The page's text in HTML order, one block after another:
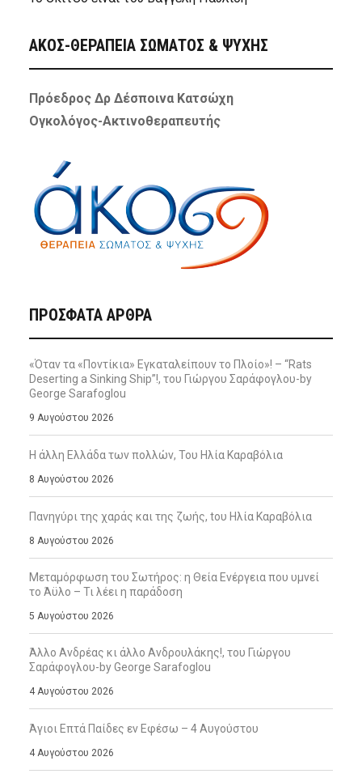
ΑΚΟΣ-ΘΕΡΑΠΕΙΑ ΣΩΜΑΤΟΣ & ΨΥΧΗΣ
Πρόεδρος Δρ Δέσποινα Κατσώχη
Ογκολόγος-Ακτινοθεραπευτής
ΠΡΌΣΦΑΤΑ ΆΡΘΡΑ
«Όταν τα «Ποντίκια» Εγκαταλείπουν το Πλοίο»! – “Rats
Deserting a Sinking Ship”!, του Γιώργου Σαράφογλου-by
George Sarafoglou
9 Αυγούστου 2026
Η άλλη Ελλάδα των πολλών, Του Ηλία Καραβόλια
8 Αυγούστου 2026
Πανηγύρι της χαράς και της ζωής, tου Ηλία Καραβόλια
8 Αυγούστου 2026
Μεταμόρφωση του Σωτήρος: η Θεία Ενέργεια που υμνεί
το Άϋλο – Τι λέει η παράδοση
5 Αυγούστου 2026
Άλλο Ανδρέας κι άλλο Ανδρουλάκης!, του Γιώργου
Σαράφογλου-by George Sarafoglou
4 Αυγούστου 2026
Άγιοι Επτά Παίδες εν Εφέσω – 4 Αυγούστου
4 Αυγούστου 2026